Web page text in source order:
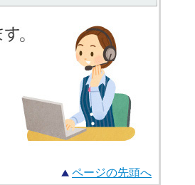
ページの先頭へ